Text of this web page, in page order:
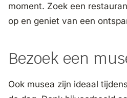
moment. Zoek een
op en geniet van een
Bezoek een
Ook musea zijn ideaal